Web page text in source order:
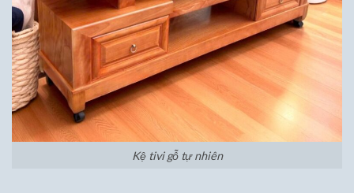
Kệ tivi gỗ tự nhiên